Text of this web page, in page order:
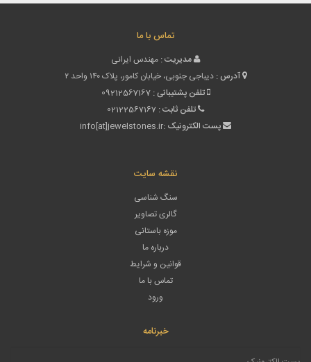
تماس با ما
مدیریت : مهندس ایرانی
آدرس : دیباجی جنوبی، خیابان کامور، پلاک ۱۴۰ واحد ۲
تلفن پشتیبانی : 09212567167
تلفن ثابت : 02122567167
پست الکترونیک :info[at]jewelstones.ir
نقشه سایت
سنگ شناسی
گالری تصاویر
موزه باستانی
درباره ما
قوانین و شرایط
تماس با ما
ورود
خبرنامه